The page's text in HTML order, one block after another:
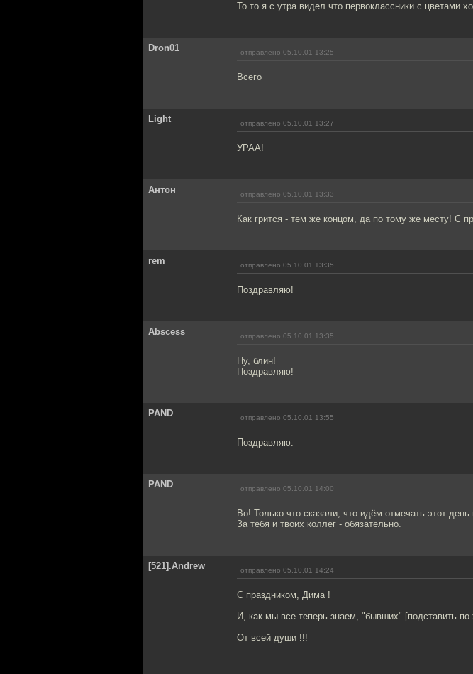
То то я с утра видел что первоклассники с цветами
Dron01 отправлено 05.10.01 13:25
Всего
Light отправлено 05.10.01 13:27
УРАА!
Антон отправлено 05.10.01 13:33
Как грится - тем же концом, да по тому же месту! С
rem отправлено 05.10.01 13:35
Поздравляю!
Abscess отправлено 05.10.01 13:35
Ну, блин!
Поздравляю!
PAND отправлено 05.10.01 13:55
Поздравляю.
PAND отправлено 05.10.01 14:00
Во! Только что сказали, что идём отмечать этот
За тебя и твоих коллег - обязательно.
[521].Andrew отправлено 05.10.01 14:24
С праздником, Дима !
И, как мы все теперь знаем, "бывших" [подставить
От всей души !!!